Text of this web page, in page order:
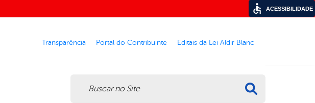
Transparência Portal do Contribuinte Editais da Lei Aldir Blanc
ACESSIBILIDADE